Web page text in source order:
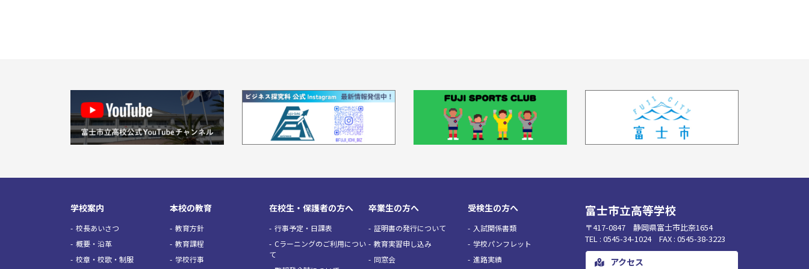
学校案内
校長あいさつ
概要・沿革
校章・校歌・制服
本校の教育
教育方針
教育課程
学校行事
在校生・保護者の方へ
行事予定・日課表
Cラーニングのご利用につい
て
卒業生の方へ
証明書の発行について
教育実習申し込み
同窓会
受検生の方へ
入試関係書類
学校パンフレット
進路実績
富士市立高等学校
〒417-0847 静岡県富士市比奈1654
TEL : 0545-34-1024 FAX : 0545-38-3223
アクセス